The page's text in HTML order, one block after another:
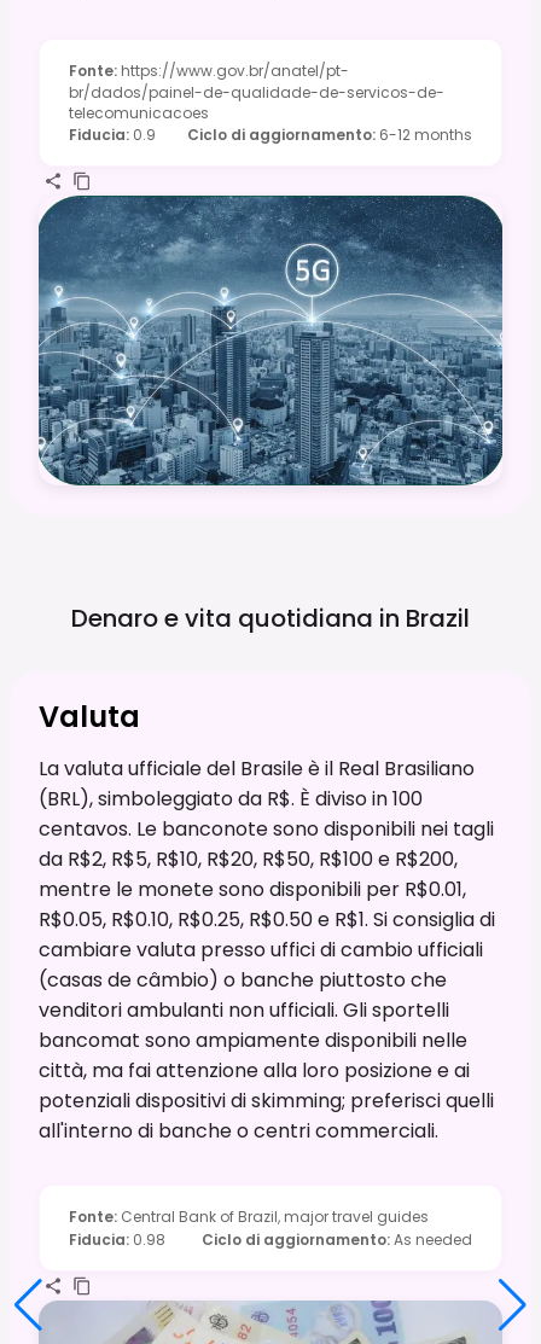
Fonte: https://www.gov.br/anatel/pt-
br/dados/painel-de-qualidade-de-servicos-de-
telecomunicacoes
Fiducia: 0.9 Ciclo di aggiornamento: 6-12 months
Denaro e vita quotidiana in Brazil
Valuta
La valuta ufficiale del Brasile è il Real Brasiliano
(BRL), simboleggiato da R$. È diviso in 100
centavos. Le banconote sono disponibili nei tagli
da R$2, R$5, R$10, R$20, R$50, R$100 e R$200,
mentre le monete sono disponibili per R$0.01,
R$0.05, R$0.10, R$0.25, R$0.50 e R$1. Si consiglia di
cambiare valuta presso uffici di cambio ufficiali
(casas de câmbio) o banche piuttosto che
venditori ambulanti non ufficiali. Gli sportelli
bancomat sono ampiamente disponibili nelle
città, ma fai attenzione alla loro posizione e ai
potenziali dispositivi di skimming; preferisci quelli
all'interno di banche o centri commerciali.
Fonte: Central Bank of Brazil, major travel guides
Fiducia: 0.98 Ciclo di aggiornamento:As needed